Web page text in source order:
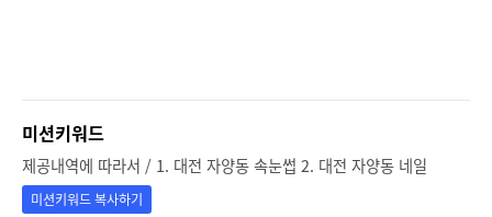
미션키워드
제공내역에 따라서 / 1. 대전 자양동 속눈썹 2. 대전 자양동 네일
미션키워드 복사하기